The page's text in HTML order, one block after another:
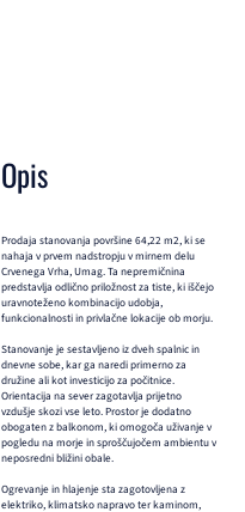
Opis
Prodaja stanovanja površine 64,22 m2, ki se
nahaja v prvem nadstropju v mirnem delu
Crvenega Vrha, Umag. Ta nepremičnina
predstavlja odlično priložnost za tiste, ki iščejo
uravnoteženo kombinacijo udobja,
funkcionalnosti in privlačne lokacije ob morju.
Stanovanje je sestavljeno iz dveh spalnic in
dnevne sobe, kar ga naredi primerno za
družine ali kot investicijo za počitnice.
Orientacija na sever zagotavlja prijetno
vzdušje skozi vse leto. Prostor je dodatno
obogaten z balkonom, ki omogoča uživanje v
pogledu na morje in sproščujočem ambientu v
neposredni bližini obale.
Ogrevanje in hlajenje sta zagotovljena z
elektriko, klimatsko napravo ter kaminom,